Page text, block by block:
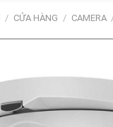
/ CỬA HÀNG / CAMERA